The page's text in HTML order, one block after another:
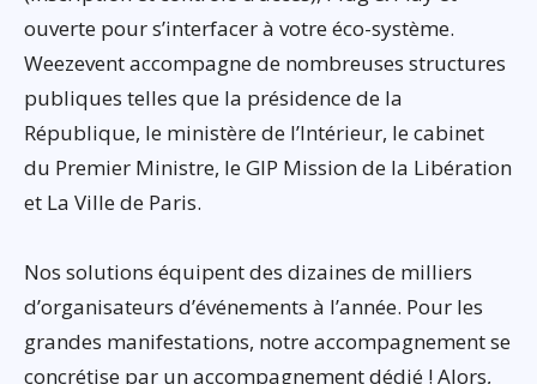
ouverte pour s’interfacer à votre éco-système.
Weezevent accompagne de nombreuses structures
publiques telles que la présidence de la
République, le ministère de l’Intérieur, le cabinet
du Premier Ministre, le GIP Mission de la Libération
et La Ville de Paris.
Nos solutions équipent des dizaines de milliers
d’organisateurs d’événements à l’année. Pour les
grandes manifestations, notre accompagnement se
concrétise par un accompagnement dédié ! Alors,